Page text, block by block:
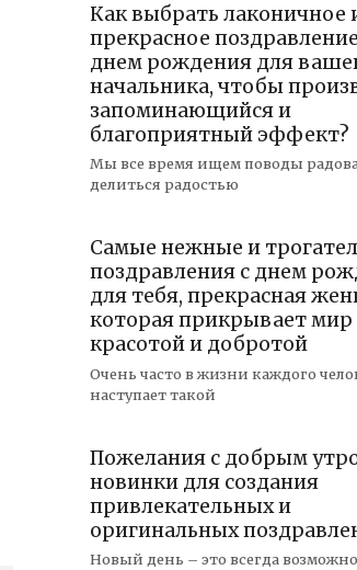
Как выбрать лаконичное
прекрасное
днем рождения для
начальника, чтобы
запоминающийся и
благоприятный эффект?
Мы все время ищем поводы
делиться радостью
Самые нежные и
поздравления с днем
для тебя, прекрасная
которая прикрывает мир
красотой и добротой
Очень часто в жизни каждого
наступает такой
Пожелания с добрым
новинки для создания
привлекательных и
оригинальных
Новый день – это всегда